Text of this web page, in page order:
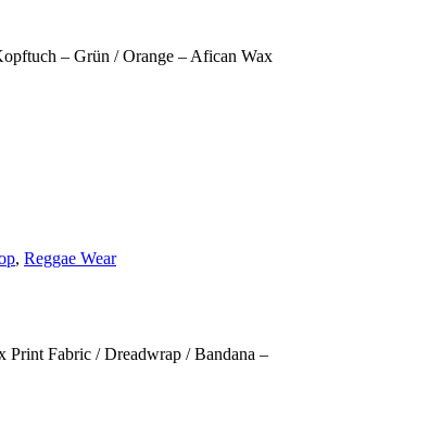
– Grün / Orange – Afican Wax
, Reggae Wear
Fabric / Dreadwrap / Bandana –